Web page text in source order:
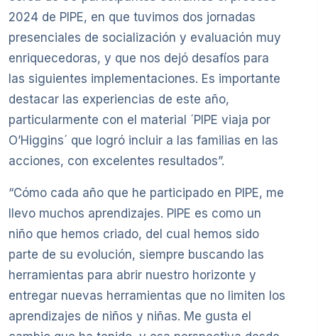
2024 de PIPE, en que tuvimos dos jornadas
presenciales de socialización y evaluación muy
enriquecedoras, y que nos dejó desafíos para
las siguientes implementaciones. Es importante
destacar las experiencias de este año,
particularmente con el material ´PIPE viaja por
O’Higgins´ que logró incluir a las familias en las
acciones, con excelentes resultados”.
“Cómo cada año que he participado en PIPE, me
llevo muchos aprendizajes. PIPE es como un
niño que hemos criado, del cual hemos sido
parte de su evolución, siempre buscando las
herramientas para abrir nuestro horizonte y
entregar nuevas herramientas que no limiten los
aprendizajes de niños y niñas. Me gusta el